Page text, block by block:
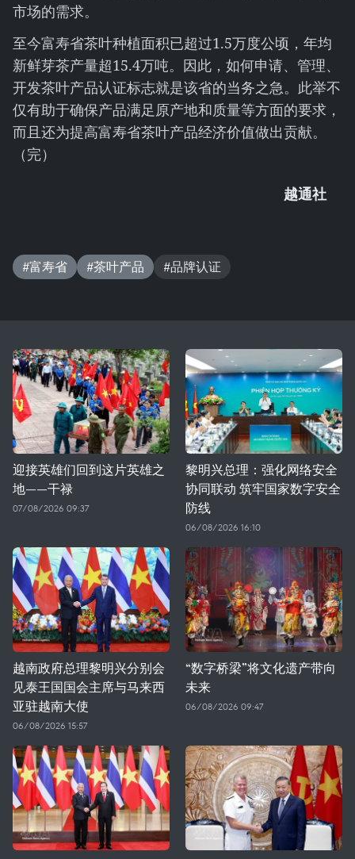
市场的需求。
至今富寿省茶叶种植面积已超过1.5万度公顷，年均
新鲜芽茶产量超15.4万吨。因此，如何申请、管理、
开发茶叶产品认证标志就是该省的当务之急。此举不
仅有助于确保产品满足原产地和质量等方面的要求，
而且还为提高富寿省茶叶产品经济价值做出贡献。
（完）
越通社
#富寿省 #茶叶产品 #品牌认证
迎接英雄们回到这片英雄之
地——干禄
07/08/2026 09:37
黎明兴总理：强化网络安全
协同联动 筑牢国家数字安全
防线
06/08/2026 16:10
越南政府总理黎明兴分别会
见泰王国国会主席与马来西
亚驻越南大使
06/08/2026 15:57
“数字桥梁”将文化遗产带向
未来
06/08/2026 09:47